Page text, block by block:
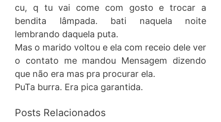
cu, q tu vai come com gosto e trocar a
bendita lâmpada. bati naquela noite
lembrando daquela puta.
Mas o marido voltou e ela com receio dele ver
o contato me mandou Mensagem dizendo
que não era mas pra procurar ela.
PuTa burra. Era pica garantida.
Posts Relacionados